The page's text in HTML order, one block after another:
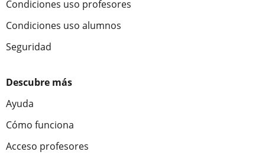
Condiciones uso profesores
Condiciones uso alumnos
Seguridad
Descubre más
Ayuda
Cómo funciona
Acceso profesores